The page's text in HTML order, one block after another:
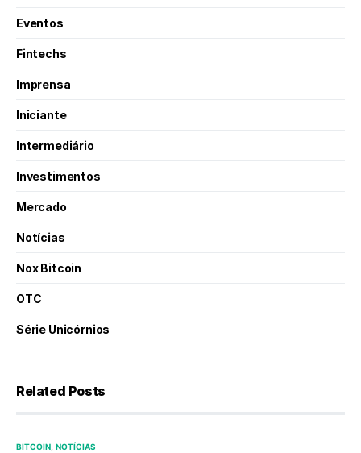
Eventos
Fintechs
Imprensa
Iniciante
Intermediário
Investimentos
Mercado
Notícias
Nox Bitcoin
OTC
Série Unicórnios
Related Posts
BITCOIN NOTÍCIAS